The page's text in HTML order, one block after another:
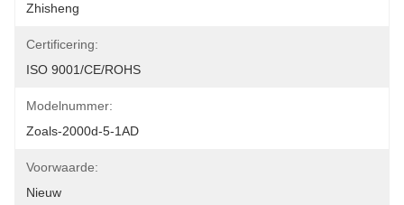
Zhisheng
Certificering:
ISO 9001/CE/ROHS
Modelnummer:
Zoals-2000d-5-1AD
Voorwaarde:
Nieuw